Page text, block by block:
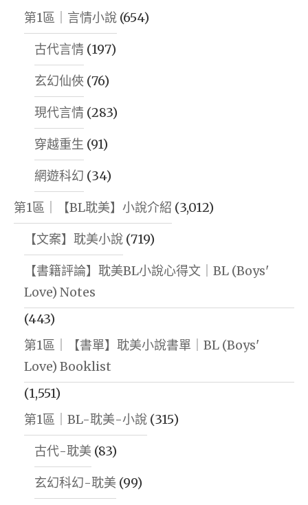
第1區｜言情小說 (654)
古代言情 (197)
玄幻仙俠 (76)
現代言情 (283)
穿越重生 (91)
網遊科幻 (34)
第1區｜【BL耽美】小說介紹 (3,012)
【文案】耽美小說 (719)
【書籍評論】耽美BL小說心得文｜BL (Boys'
Love) Notes
(443)
第1區｜【書單】耽美小說書單｜BL (Boys'
Love) Booklist
(1,551)
第1區｜BL-耽美-小說 (315)
古代-耽美 (83)
玄幻科幻-耽美 (99)